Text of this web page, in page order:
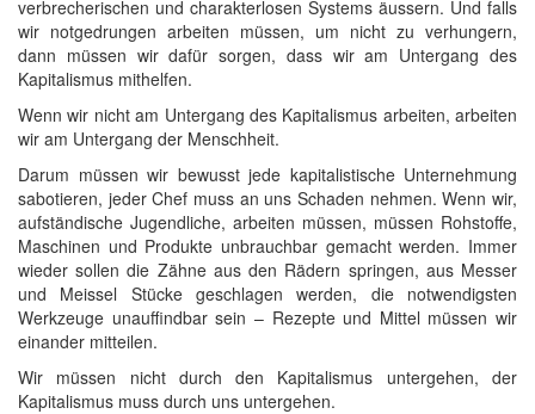
verbrecherischen und charakterlosen Systems äussern. Und falls
wir notgedrungen arbeiten müssen, um nicht zu verhungern,
dann müssen wir dafür sorgen, dass wir am Untergang des
Kapitalismus mithelfen.
Wenn wir nicht am Untergang des Kapitalismus arbeiten, arbeiten
wir am Untergang der Menschheit.
Darum müssen wir bewusst jede kapitalistische Unternehmung
sabotieren, jeder Chef muss an uns Schaden nehmen. Wenn wir,
aufständische Jugendliche, arbeiten müssen, müssen Rohstoffe,
Maschinen und Produkte unbrauchbar gemacht werden. Immer
wieder sollen die Zähne aus den Rädern springen, aus Messer
und Meissel Stücke geschlagen werden, die notwendigsten
Werkzeuge unauffindbar sein – Rezepte und Mittel müssen wir
einander mitteilen.
Wir müssen nicht durch den Kapitalismus untergehen, der
Kapitalismus muss durch uns untergehen.